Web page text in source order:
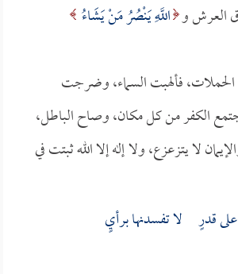
العرش و اللَّهِ يَنْصُرُ مَنْ يَشَاءُ
فألهبت السماء، وضرجت
الكفر من كل مكان، وصاح الباطل،
لا يتزعزع، ولا إله إلا الله ثبتت في
قدرٍ لا تفسدنها برأيٍ